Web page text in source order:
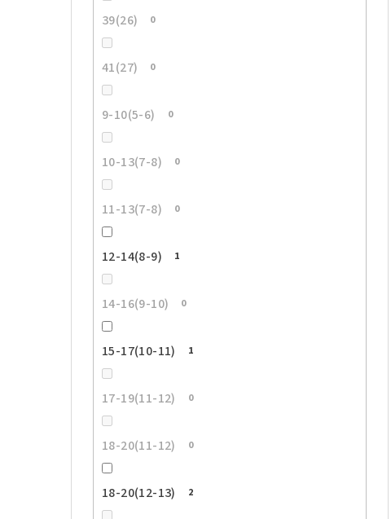
39(26) 0
41(27) 0
9-10(5-6) 0
10-13(7-8) 0
11-13(7-8) 0
12-14(8-9) 1
14-16(9-10) 0
15-17(10-11) 1
17-19(11-12) 0
18-20(11-12) 0
18-20(12-13) 2